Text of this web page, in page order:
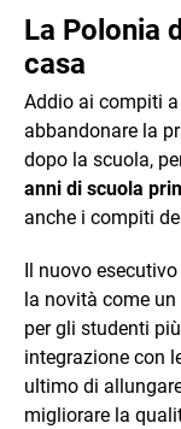
La Polonia
casa
Addio ai compiti
abbandonare la
dopo la scuola,
anni di scuola
anche i compiti
Il nuovo
la novità come
per gli studenti
integrazione con
ultimo di
migliorare la